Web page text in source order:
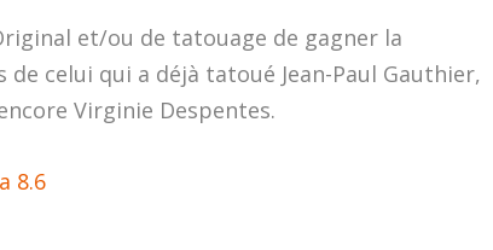
et/ou de tatouage de gagner la
celui qui a déjà tatoué Jean-Paul Gauthier,
Virginie Despentes.
8.6